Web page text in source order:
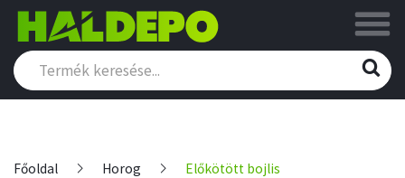
Főoldal Horog Előkötött bojlis